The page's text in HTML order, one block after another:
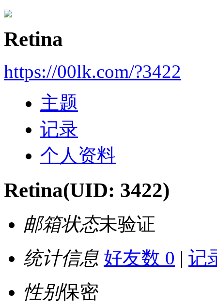
Retina
https://00lk.com/?3422
主题
记录
个人资料
Retina(UID: 3422)
邮箱状态未验证
统计信息 好友数 0 | 记
性别保密